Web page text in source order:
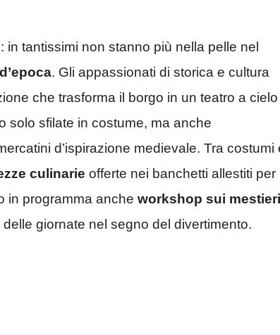
tantissimi non stanno più nella pelle nel
d’epoca. Gli appassionati di storica e cultura
che trasforma il borgo in un teatro a cielo
solo sfilate in costume, ma anche
d’ispirazione medievale. Tra costumi
culinarie offerte nei banchetti allestiti per
in programma anche workshop sui mestieri
giornate nel segno del divertimento.